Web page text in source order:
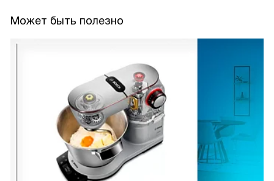
Может быть полезно